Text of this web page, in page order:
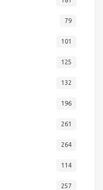
79
101
125
132
196
261
264
114
257